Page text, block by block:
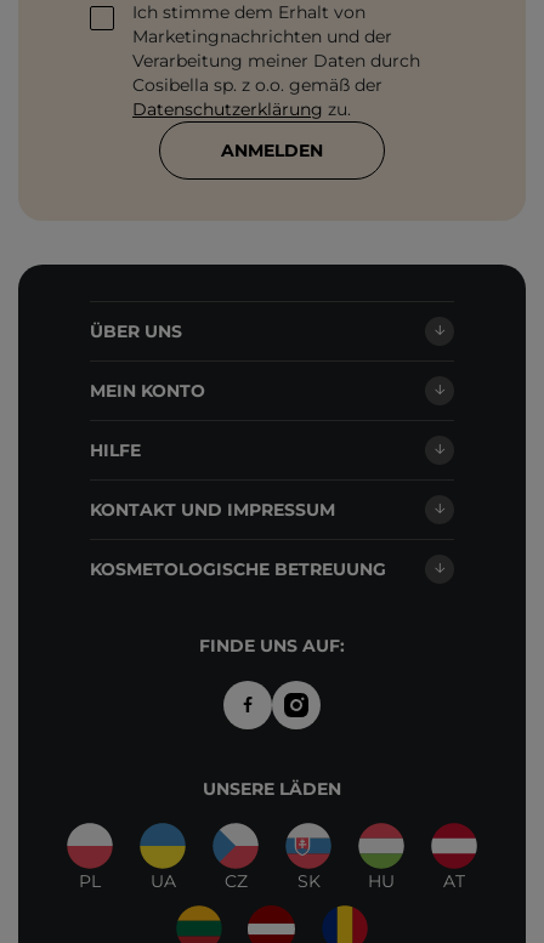
Ich stimme dem Erhalt von
Marketingnachrichten und der
Verarbeitung meiner Daten durch
Cosibella sp. z o.o. gemäß der
Datenschutzerklärung zu.
ANMELDEN
ÜBER UNS
MEIN KONTO
HILFE
KONTAKT UND IMPRESSUM
KOSMETOLOGISCHE BETREUUNG
FINDE UNS AUF:
UNSERE LÄDEN
PL UA CZ SK HU AT